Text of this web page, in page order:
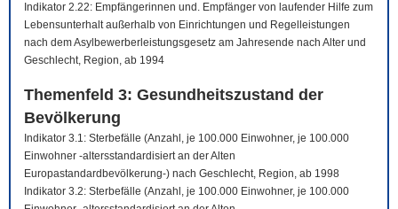
Indikator 2.22: Empfängerinnen und. Empfänger von laufender Hilfe zum
Lebensunterhalt außerhalb von Einrichtungen und Regelleistungen
nach dem Asylbewerberleistungsgesetz am Jahresende nach Alter und
Geschlecht, Region, ab 1994
Themenfeld 3: Gesundheitszustand der
Bevölkerung
Indikator 3.1: Sterbefälle (Anzahl, je 100.000 Einwohner, je 100.000
Einwohner -altersstandardisiert an der Alten
Europastandardbevölkerung-) nach Geschlecht, Region, ab 1998
Indikator 3.2: Sterbefälle (Anzahl, je 100.000 Einwohner, je 100.000